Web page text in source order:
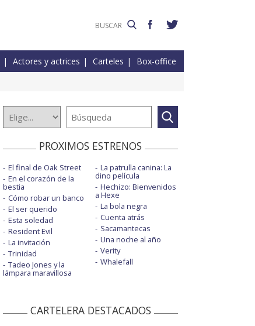
Actores y actrices Carteles Box-office
PROXIMOS ESTRENOS
El final de Oak Street
En el corazón de la
bestia
Cómo robar un banco
El ser querido
Esta soledad
Resident Evil
La invitación
Trinidad
Tadeo Jones y la
lámpara maravillosa
La patrulla canina: La
dino película
Hechizo: Bienvenidos
a Hexe
La bola negra
Cuenta atrás
Sacamantecas
Una noche al año
Verity
Whalefall
CARTELERA DESTACADOS